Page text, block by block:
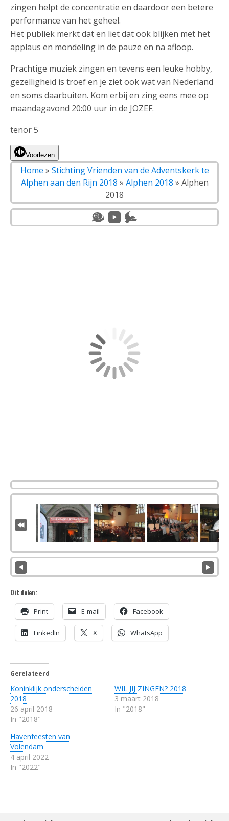
zingen helpt de concentratie en daardoor een betere
performance van het geheel.
Het publiek merkt dat en liet dat ook blijken met het
applaus en mondeling in de pauze en na afloop.
Prachtige muziek zingen en tevens een leuke hobby,
gezelligheid is troef en je ziet ook wat van Nederland
en soms daarbuiten. Kom erbij en zing eens mee op
maandagavond 20:00 uur in de JOZEF.
tenor 5
Voorlezen
Home » Stichting Vrienden van de Adventskerk te
Alphen aan den Rijn 2018 » Alphen 2018 » Alphen
2018
Dit delen:
Print E-mail Facebook
LinkedIn X WhatsApp
Gerelateerd
Koninklijk onderscheiden
2018
26 april 2018
In "2018"
WIL JIJ ZINGEN? 2018
3 maart 2018
In "2018"
Havenfeesten van
Volendam
4 april 2022
In "2022"